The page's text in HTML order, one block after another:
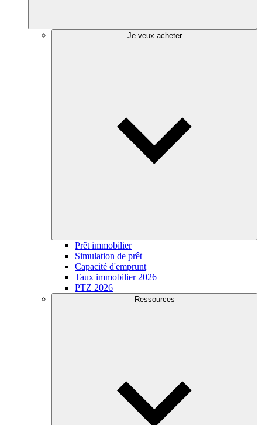
Je veux acheter
Prêt immobilier
Simulation de prêt
Capacité d'emprunt
Taux immobilier 2026
PTZ 2026
Ressources